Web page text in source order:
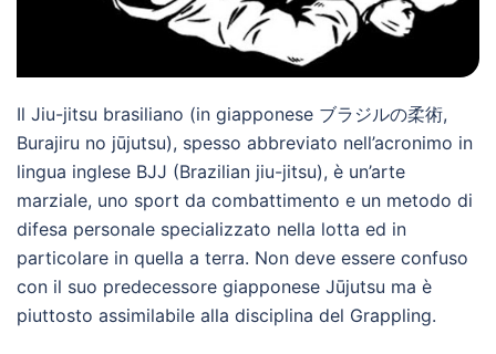
Il Jiu-jitsu brasiliano (in giapponese ブラジルの柔術,
Burajiru no jūjutsu), spesso abbreviato nell’acronimo in
lingua inglese BJJ (Brazilian jiu-jitsu), è un’arte
marziale, uno sport da combattimento e un metodo di
difesa personale specializzato nella lotta ed in
particolare in quella a terra. Non deve essere confuso
con il suo predecessore giapponese Jūjutsu ma è
piuttosto assimilabile alla disciplina del Grappling.